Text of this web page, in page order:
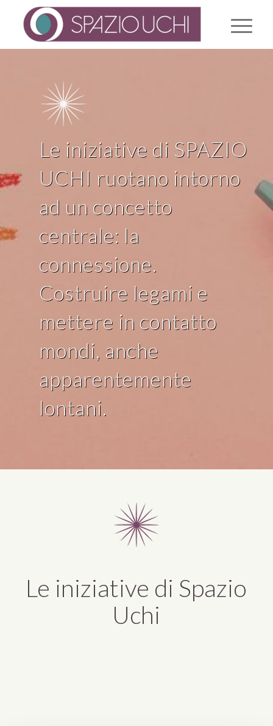
Le iniziative di SPAZIO
UCHI ruotano intorno
ad un concetto
centrale: la
connessione.
Costruire legami e
mettere in contatto
mondi, anche
apparentemente
lontani.
Le iniziative di Spazio
Uchi